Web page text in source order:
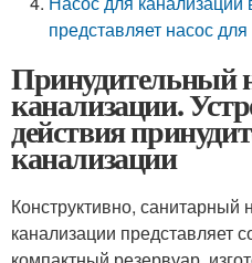
представляет насос
Принудительный
канализации.
действия
канализации
Конструктивно, санитарный
канализации представляет